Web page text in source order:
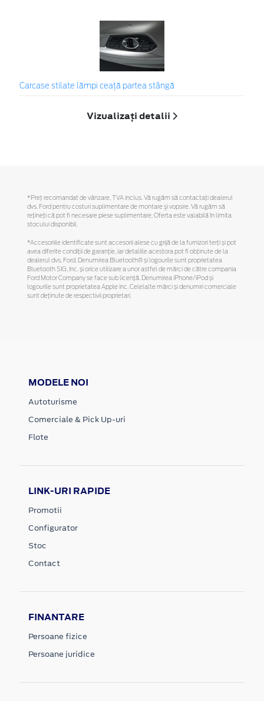
Carcase stilate lămpi ceaţă partea stângă
Vizualizați detalii
*Preţ recomandat de vânzare, TVA inclus. Vă rugăm să contactaţi dealerul
dvs. Ford pentru costuri suplimentare de montare şi vopsire. Vă rugăm să
reţineţi că pot fi necesare piese suplimentare. Oferta este valabilă în limita
stocului disponibil.
*Accesoriile identificate sunt accesorii alese cu grijă de la furnizori terți și pot
avea diferite condiții de garanție, iar detaliile acestora pot fi obținute de la
dealerul dvs. Ford. Denumirea Bluetooth® și logourile sunt proprietatea
Bluetooth SIG, Inc. și orice utilizare a unor astfel de mărci de către compania
Ford Motor Company se face sub licență. Denumirea iPhone/iPod și
logourile sunt proprietatea Apple Inc. Celelalte mărci și denumiri comerciale
sunt deținute de respectivii proprietari.
MODELE NOI
Autoturisme
Comerciale & Pick Up-uri
Flote
LINK-URI RAPIDE
Promotii
Configurator
Stoc
Contact
FINANTARE
Persoane fizice
Persoane juridice